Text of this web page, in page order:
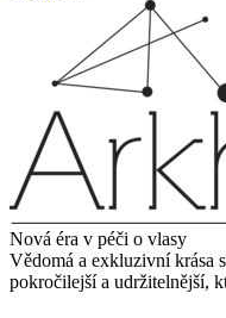
Nová éra v péči o vlasy
Vědomá a exkluzivní krása
pokročilejší a udržitelnější,